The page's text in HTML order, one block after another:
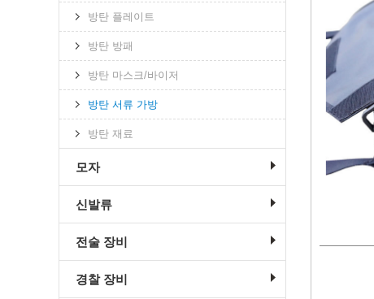
방탄 플레이트
방탄 방패
방탄 마스크/바이저
방탄 서류 가방
방탄 재료
모자
신발류
전술 장비
경찰 장비